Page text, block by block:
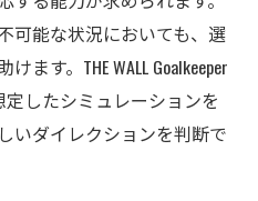
可能な状況においても、選
ます。THE WALL Goalkeeper
定したシミュレーションを
いダイレクションを判断で